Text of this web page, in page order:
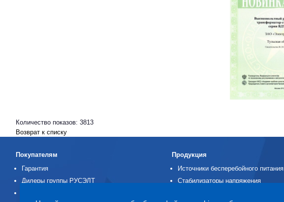
Количество показов: 3813
Возврат к списку
Покупателям
Гарантия
Дилеры группы РУСЭЛТ
Продукция
Источники бесперебойного питания
Стабилизаторы напряжения